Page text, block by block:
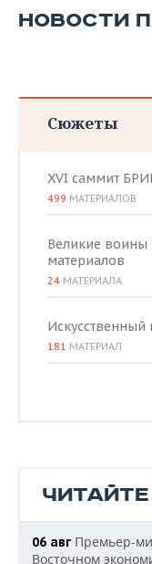
НОВОСТИ
Сюжеты
XVI саммит
499 МАТЕРИАЛОВ
Великие воины
материалов
24 МАТЕРИАЛА
Искусственный
181 МАТЕРИАЛ
06 авг Премьер-
Восточном